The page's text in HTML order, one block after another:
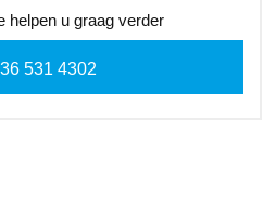
helpen u graag verder
531 4302